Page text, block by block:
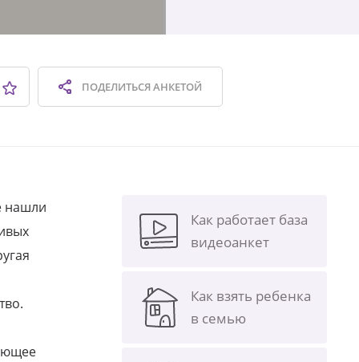
ПОДЕЛИТЬСЯАНКЕТОЙ
нашли
Как работает база
видеоанкет
Как взять ребенка
в семью